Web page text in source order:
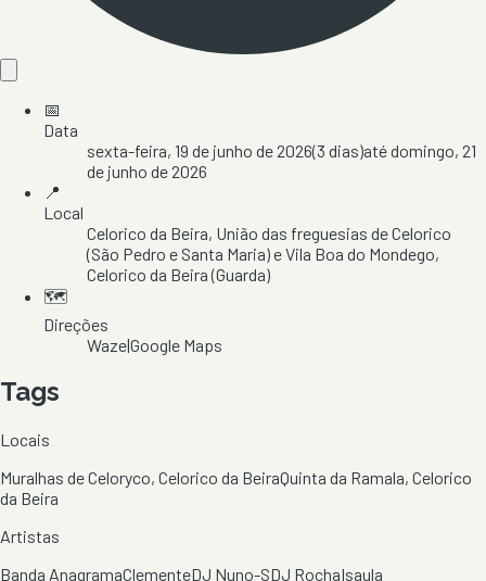
📅
Data
sexta-feira, 19 de junho de 2026(3 dias)atédomingo, 21
de junho de 2026
📍
Local
Celorico da Beira, União das freguesias de Celorico
(São Pedro e Santa Maria) e Vila Boa do Mondego,
Celorico da Beira(Guarda)
🗺️
Direções
Waze|Google Maps
Tags
Locais
Muralhas de Celoryco, Celorico da BeiraQuinta da Ramala, Celorico
da Beira
Artistas
Banda AnagramaClementeDJ Nuno-SDJ RochaIsaula